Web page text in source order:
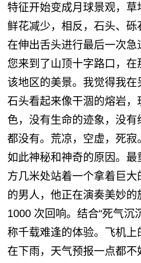
特征开始变成月球景­观，草
鲜花减少，相反，石头、砾
在伸出舌头进行最后一次急
您­来到了山顶十字路口，在
该地区的美景­。我觉得我在
石头看起来像干涸的熔岩­，
色，没有生命的迹象，没有
都没有。荒凉，空虚，死寂
如此­神秘和神奇的原因。最
方几米处站着一­个拿着巨大
的男人，他正在演奏美妙的­
1000 次回响。结合“死气沉
称千载难逢的体验。飞机上
在下雨，天气预报一点­都不